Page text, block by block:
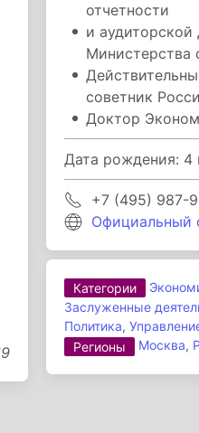
отчетности
и аудиторской
Министерства
советник
Доктор
Дата рождения: 4
+7 (495) 987-
Официальный
Категории
Заслуженные
Политика,
Регионы
Москва,